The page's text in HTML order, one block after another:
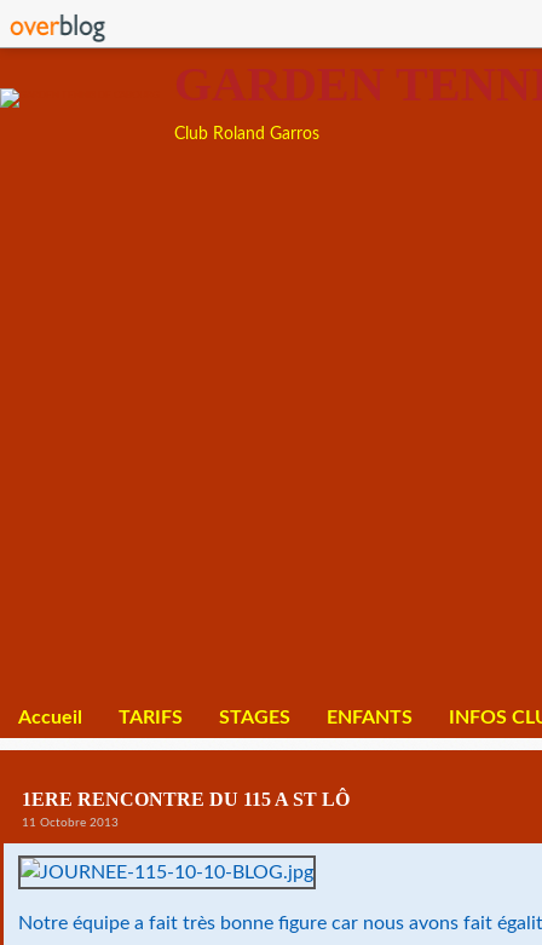
GARDEN
Club Roland Garros
Accueil TARIFS STAGES ENFANTS INFOS
1ERE RENCONTRE DU 115 A ST LÔ
11 Octobre 2013
Notre équipe a fait très bonne figure car nous avons fait